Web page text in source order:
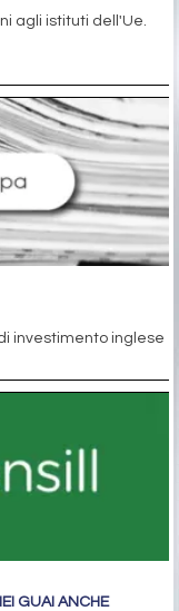
agli istituti dell'Ue.
investimento inglese
GUAI ANCHE